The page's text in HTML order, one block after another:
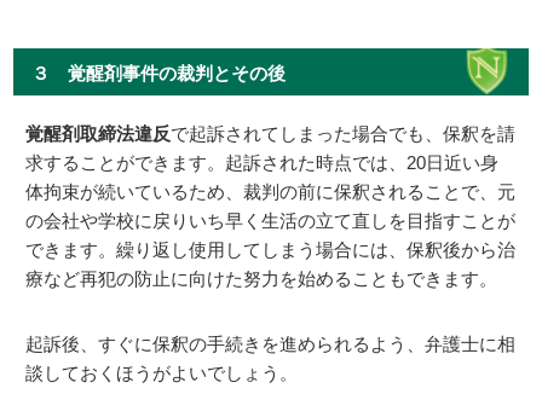
３ 覚醒剤事件の裁判とその後
覚醒剤取締法違反で起訴されてしまった場合でも、保釈を請
求することができます。起訴された時点では、20日近い身
体拘束が続いているため、裁判の前に保釈されることで、元
の会社や学校に戻りいち早く生活の立て直しを目指すことが
できます。繰り返し使用してしまう場合には、保釈後から治
療など再犯の防止に向けた努力を始めることもできます。
起訴後、すぐに保釈の手続きを進められるよう、弁護士に相
談しておくほうがよいでしょう。